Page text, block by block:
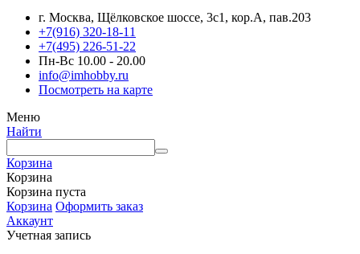
г. Москва, Щёлковское шоссе, 3с1, кор.А, пав.203
+7(916) 320-18-11
+7(495) 226-51-22
Пн-Вс 10.00 - 20.00
info@imhobby.ru
Посмотреть на карте
Меню
Найти
Корзина
Корзина
Корзина пуста
Корзина Оформить заказ
Аккаунт
Учетная запись